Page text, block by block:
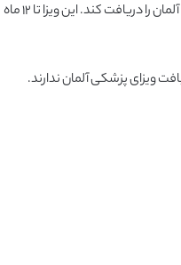
در صورتی که مدت زمان درمان بیش از ۳ ماه به طول انجامد، بیمار می‌تواند ویزای ملی پزشکی آلمان را دریافت کند. این ویزا تا ۱۲ ماه
ویزای پزشکی آلمان ندارند.